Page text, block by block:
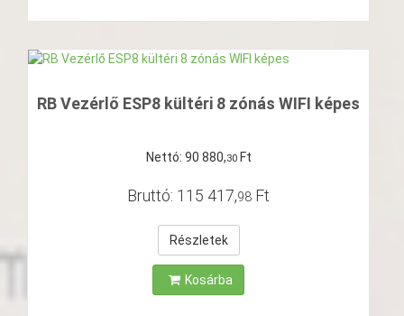
RB Vezérlő ESP8 kültéri 8 zónás WIFI képes
Nettó: 90 880,30 Ft
Bruttó: 115 417,98 Ft
Részletek
Kosárba